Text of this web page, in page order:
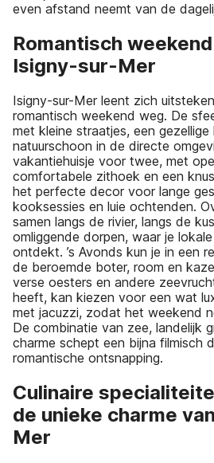
even afstand neemt van de
Romantisch
Isigny-sur-Mer
Isigny-sur-Mer leent zich
romantisch weekend weg. De
met kleine straatjes, een gezellige
natuurschoon in de directe
vakantiehuisje voor twee, met
comfortabele zithoek en een
het perfecte decor voor lange
kooksessies en luie ochtenden.
samen langs de rivier, langs de
omliggende dorpen, waar je
ontdekt. ’s Avonds kun je in een
de beroemde boter, room en
verse oesters en andere
heeft, kan kiezen voor een wat
met jacuzzi, zodat het weekend
De combinatie van zee, landelijk
charme schept een bijna filmisch
romantische ontsnapping.
Culinaire
de unieke charme
Mer